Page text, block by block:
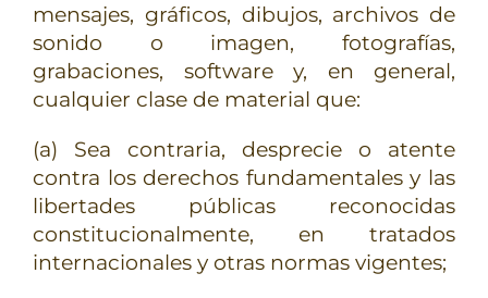
mensajes, gráficos, dibujos, archivos de
sonido o imagen, fotografías,
grabaciones, software y, en general,
cualquier clase de material que:
(a) Sea contraria, desprecie o atente
contra los derechos fundamentales y las
libertades públicas reconocidas
constitucionalmente, en tratados
internacionales y otras normas vigentes;